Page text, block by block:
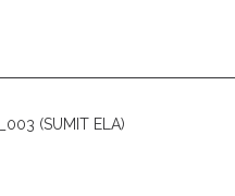
(SUMIT ELA)